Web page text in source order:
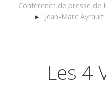
Conférence de presse de
Jean-Marc
Les 4